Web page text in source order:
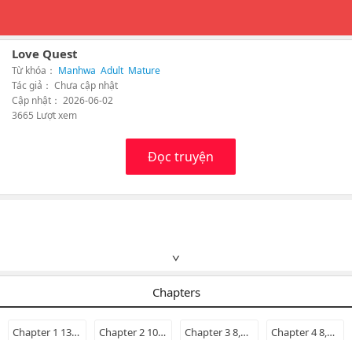
Love Quest
Từ khóa： Manhwa Adult Mature
Tác giả： Chưa cập nhật
Cập nhật： 2026-06-02
3665 Lượt xem
Đọc truyện
∨
Chapters
Chapter 1 13,6941w ago Chapter 2 10,3841w ago Chapter 3 8,5881w ago Chapter 4 8,5586d ago